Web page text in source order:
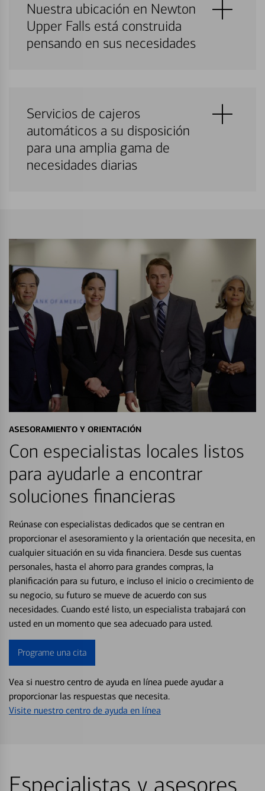
Nuestra ubicación en Newton
Upper Falls está construida
pensando en sus necesidades
Servicios de cajeros
automáticos a su disposición
para una amplia gama de
necesidades diarias
ASESORAMIENTO Y ORIENTACIÓN
Con especialistas locales listos
para ayudarle a encontrar
soluciones financieras
Reúnase con especialistas dedicados que se centran en
proporcionar el asesoramiento y la orientación que necesita, en
cualquier situación en su vida financiera. Desde sus cuentas
personales, hasta el ahorro para grandes compras, la
planificación para su futuro, e incluso el inicio o crecimiento de
su negocio, su futuro se mueve de acuerdo con sus
necesidades. Cuando esté listo, un especialista trabajará con
usted en un momento que sea adecuado para usted.
Programe una cita
Vea si nuestro centro de ayuda en línea puede ayudar a
proporcionar las respuestas que necesita.
Visite nuestro centro de ayuda en línea
Especialistas y asesores